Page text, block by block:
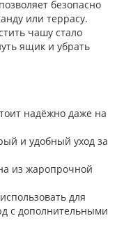
безопасно
или террасу.
чашу стало
ящик и убрать
надёжно даже на
и удобный уход за
из жаропрочной
для
с дополнительными